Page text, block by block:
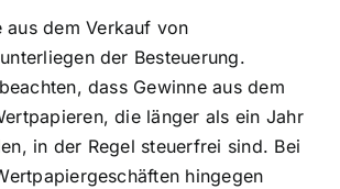
aus dem Verkauf von
der Besteuerung.
dass Gewinne aus dem
die länger als ein Jahr
in der Regel steuerfrei sind. Bei
hingegen